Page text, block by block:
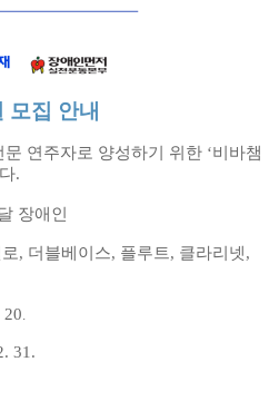
모집 안내
연주자로 양성하기 위한 ‘비바챔
.
장애인
, 더블베이스, 플루트, 클라리넷,
20
31.